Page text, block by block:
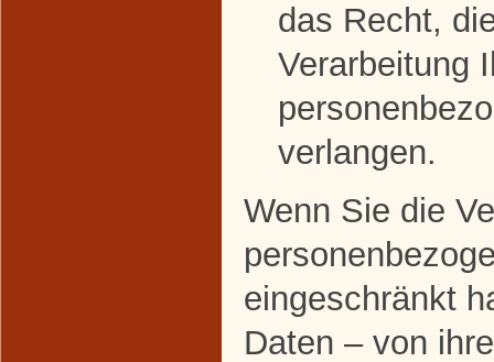
das Recht,
Verarbeitung
verlangen.
Wenn Sie die
eingeschränkt
Daten – von